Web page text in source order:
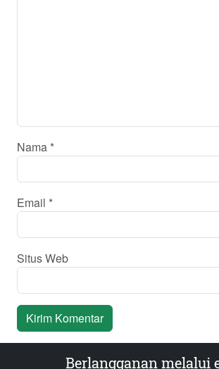
Nama *
Email *
Situs Web
Berlangganan melalui